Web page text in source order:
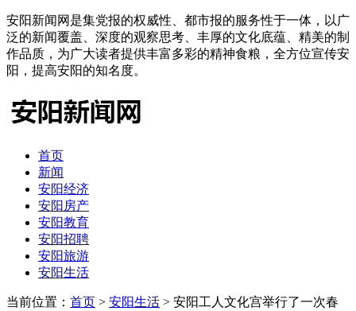
安阳新闻网是集党报的权威性、都市报的服务性于一体，以广
泛的新闻覆盖、深度的观察思考、丰厚的文化底蕴、精美的制
作品质，为广大读者提供丰富多彩的精神食粮，全方位宣传安
阳，提高安阳的知名度。
首页
新闻
安阳经济
安阳房产
安阳教育
安阳招聘
安阳旅游
安阳生活
当前位置： 首页 > 安阳生活 > 安阳工人文化宫举行了一次春